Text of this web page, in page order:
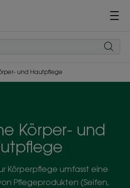
und Hautpflege
Körper- und
Körperpflege umfasst eine
Pflegeprodukten (Seifen,